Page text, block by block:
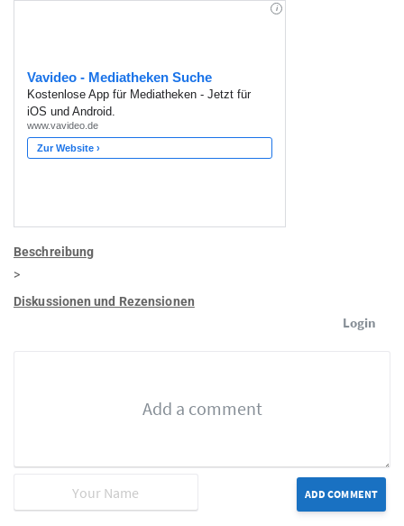
Beschreibung
>
Diskussionen und Rezensionen
Login
ADD COMMENT